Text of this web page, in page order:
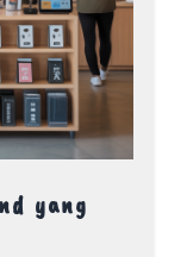
yang